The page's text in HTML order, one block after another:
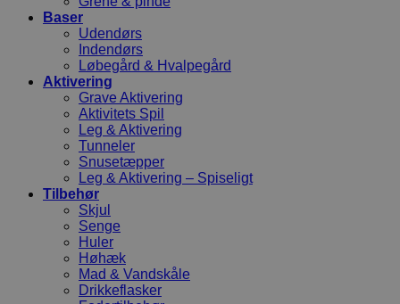
Baser
Udendørs
Indendørs
Løbegård & Hvalpegård
Aktivering
Grave Aktivering
Aktivitets Spil
Leg & Aktivering
Tunneler
Snusetæpper
Leg & Aktivering – Spiseligt
Tilbehør
Skjul
Senge
Huler
Høhæk
Mad & Vandskåle
Drikkeflasker